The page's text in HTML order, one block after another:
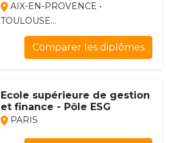
AIX-EN-PROVENCE •
TOULOUSE...
Comparer les diplômes
Ecole supérieure de gestion
et finance - Pôle ESG
PARIS